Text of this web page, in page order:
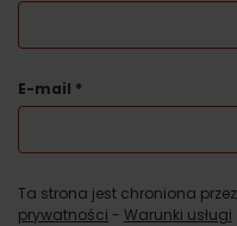
E-mail *
Ta strona jest chroniona przez
prywatności - Warunki usługi